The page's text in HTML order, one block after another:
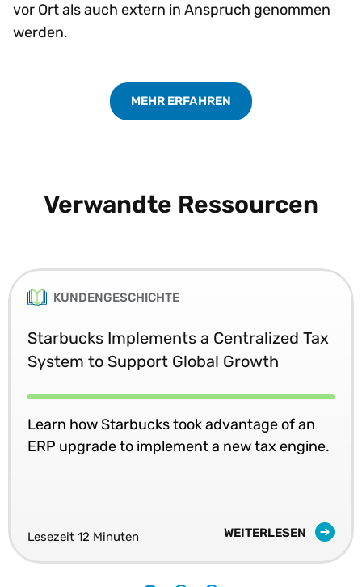
vor Ort als auch extern in Anspruch genommen
werden.
MEHR ERFAHREN
Verwandte Ressourcen
KUNDENGESCHICHTE
Starbucks Implements a Centralized Tax
System to Support Global Growth
Learn how Starbucks took advantage of an
ERP upgrade to implement a new tax engine.
Lesezeit 12 Minuten WEITERLESEN